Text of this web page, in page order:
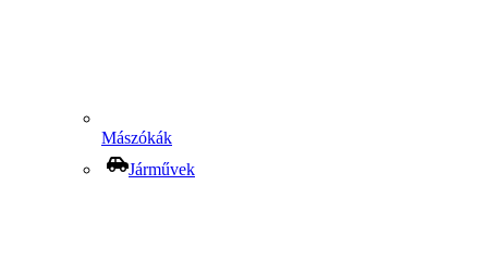
Mászókák
Járművek